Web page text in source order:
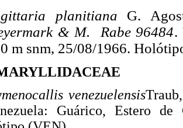
planitiana G.
& M. Rabe 96484.
m snm, 25/08/1966.
venezuelensis
Guárico, Estero